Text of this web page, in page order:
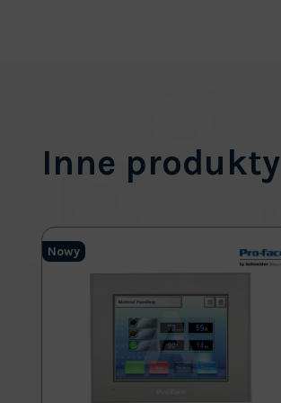
Inne produkty
Nowy